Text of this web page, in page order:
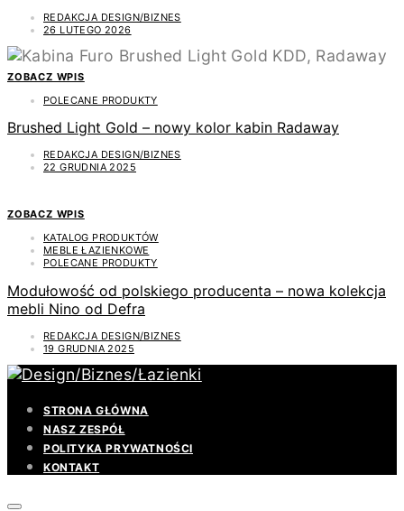
REDAKCJA DESIGN/BIZNES
26 LUTEGO 2026
ZOBACZ WPIS
POLECANE PRODUKTY
Brushed Light Gold – nowy kolor kabin Radaway
REDAKCJA DESIGN/BIZNES
22 GRUDNIA 2025
ZOBACZ WPIS
KATALOG PRODUKTÓW
MEBLE ŁAZIENKOWE
POLECANE PRODUKTY
Modułowość od polskiego producenta – nowa kolekcja
mebli Nino od Defra
REDAKCJA DESIGN/BIZNES
19 GRUDNIA 2025
STRONA GŁÓWNA
NASZ ZESPÓŁ
POLITYKA PRYWATNOŚCI
KONTAKT